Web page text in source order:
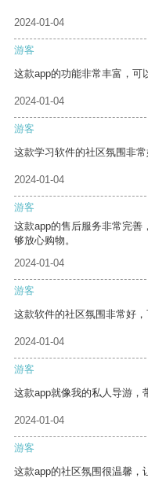
2024-01-04
游客
这款app的功能非常丰富，可
2024-01-04
游客
这款学习软件的社区氛围非
2024-01-04
游客
这款app的售后服务非常完善
够放心购物。
2024-01-04
游客
这款软件的社区氛围非常好
2024-01-04
游客
这款app就像我的私人导游，
2024-01-04
游客
这款app的社区氛围很温馨，